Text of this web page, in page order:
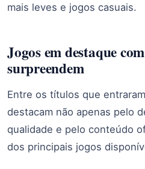
mais leves e jogos casuais.
Jogos em destaque
surpreendem
Entre os títulos que
destacam não apenas pelo
qualidade e pelo conteúdo
dos principais jogos